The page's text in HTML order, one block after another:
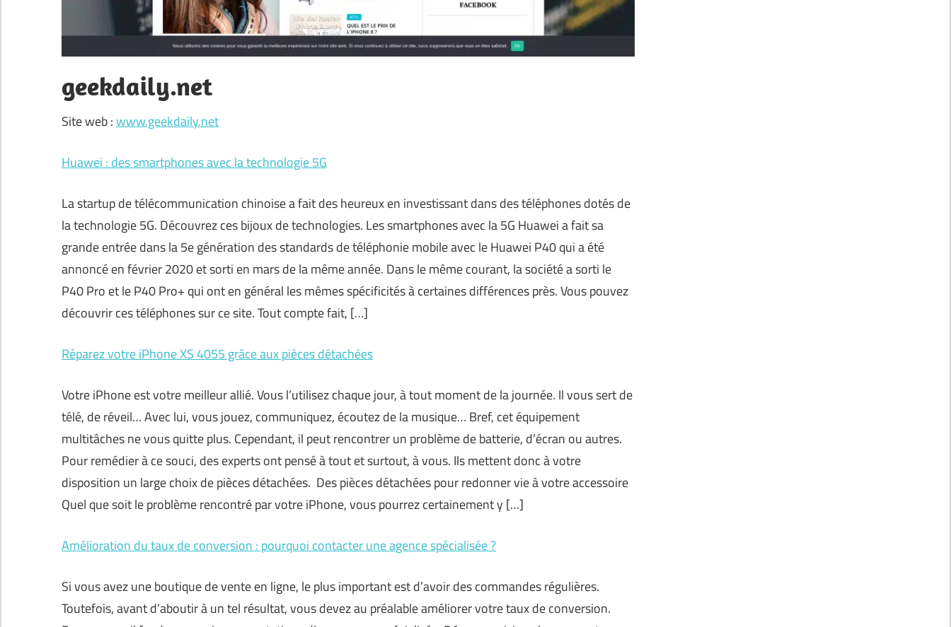
geekdaily.net
Site web :www.geekdaily.net
Huawei : des smartphones avec la technologie 5G
La startup de télécommunication chinoise a fait des heureux en investissant dans des téléphones dotés de
la technologie 5G. Découvrez ces bijoux de technologies. Les smartphones avec la 5G Huawei a fait sa
grande entrée dans la 5e génération des standards de téléphonie mobile avec le Huawei P40 qui a été
annoncé en février 2020 et sorti en mars de la même année. Dans le même courant, la société a sorti le
P40 Pro et le P40 Pro+ qui ont en général les mêmes spécificités à certaines différences près. Vous pouvez
découvrir ces téléphones sur ce site. Tout compte fait, […]
Réparez votre iPhone XS 4055 grâce aux pièces détachées
Votre iPhone est votre meilleur allié. Vous l’utilisez chaque jour, à tout moment de la journée. Il vous sert de
télé, de réveil… Avec lui, vous jouez, communiquez, écoutez de la musique… Bref, cet équipement
multitâches ne vous quitte plus. Cependant, il peut rencontrer un problème de batterie, d’écran ou autres.
Pour remédier à ce souci, des experts ont pensé à tout et surtout, à vous. Ils mettent donc à votre
disposition un large choix de pièces détachées. Des pièces détachées pour redonner vie à votre accessoire
Quel que soit le problème rencontré par votre iPhone, vous pourrez certainement y […]
Amélioration du taux de conversion : pourquoi contacter une agence spécialisée ?
Si vous avez une boutique de vente en ligne, le plus important est d’avoir des commandes régulières.
Toutefois, avant d’aboutir à un tel résultat, vous devez au préalable améliorer votre taux de conversion.